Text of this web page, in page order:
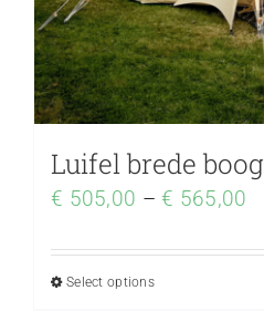
Luifel brede boog
€ 505,00 –€ 565,00
Select options